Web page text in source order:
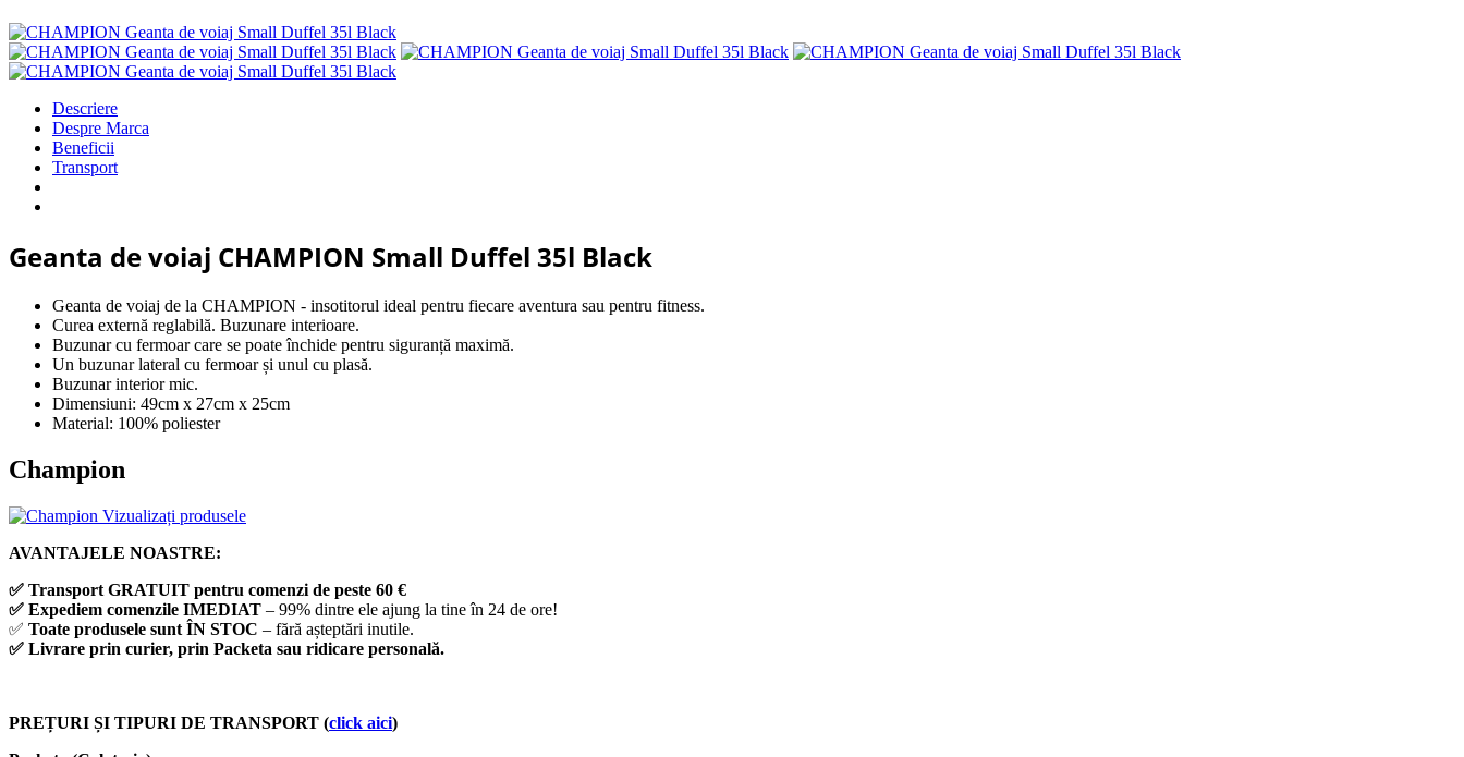
Descriere
Despre Marca
Beneficii
Transport
Geanta de voiaj CHAMPION Small Duffel 35l Black
Geanta de voiaj de la CHAMPION - insotitorul ideal pentru fiecare aventura sau pentru fitness.
Curea externă reglabilă. Buzunare interioare.
Buzunar cu fermoar care se poate închide pentru siguranță maximă.
Un buzunar lateral cu fermoar și unul cu plasă.
Buzunar interior mic.
Dimensiuni: 49cm x 27cm x 25cm
Material: 100% poliester
Champion
Vizualizați produsele
AVANTAJELE NOASTRE:
✅ Transport GRATUIT pentru comenzi de peste 60 €
✅ Expediem comenzile IMEDIAT – 99% dintre ele ajung la tine în 24 de ore!
✅ Toate produsele sunt ÎN STOC – fără așteptări inutile.
✅ Livrare prin curier, prin Packeta sau ridicare personală.
PREȚURI ȘI TIPURI DE TRANSPORT (click aici)